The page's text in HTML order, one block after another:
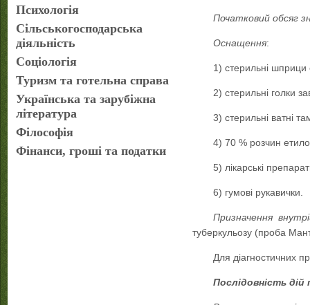
Психологія
Сільськогосподарська
діяльність
Соціологія
Туризм та готельна справа
Українська та зарубіжна
література
Філософія
Фінанси, гроші та податки
Початковий обсяг
Оснащення:
1) стерильні
2) стерильні голки
3) стерильні ватні
4) 70 % розчин
5) лікарські
6) гумові рукавички.
Призначення
туберкульозу (проба
Для діагностичних
Послідовність дій